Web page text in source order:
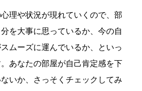
理や状況が現れていくので、部
を大事に思っているか、今の自
ムーズに運んでいるか、といっ
あなたの部屋が自己肯定感を下
いか、さっそくチェックしてみ